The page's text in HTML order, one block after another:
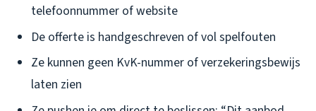
telefoonnummer of website
De offerte is handgeschreven of vol spelfouten
Ze kunnen geen KvK-nummer of verzekeringsbewijs
laten zien